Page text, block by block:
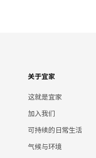
关于宜家
这就是宜家
加入我们
可持续的日常生活
气候与环境